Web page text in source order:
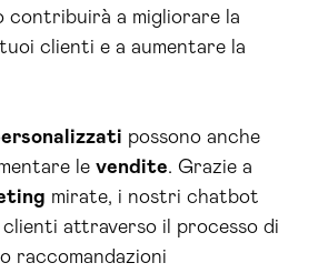
contribuirà a migliorare la
clienti e a aumentare la
possono anche
le vendite. Grazie a
mirate, i nostri chatbot
clienti attraverso il processo di
raccomandazioni